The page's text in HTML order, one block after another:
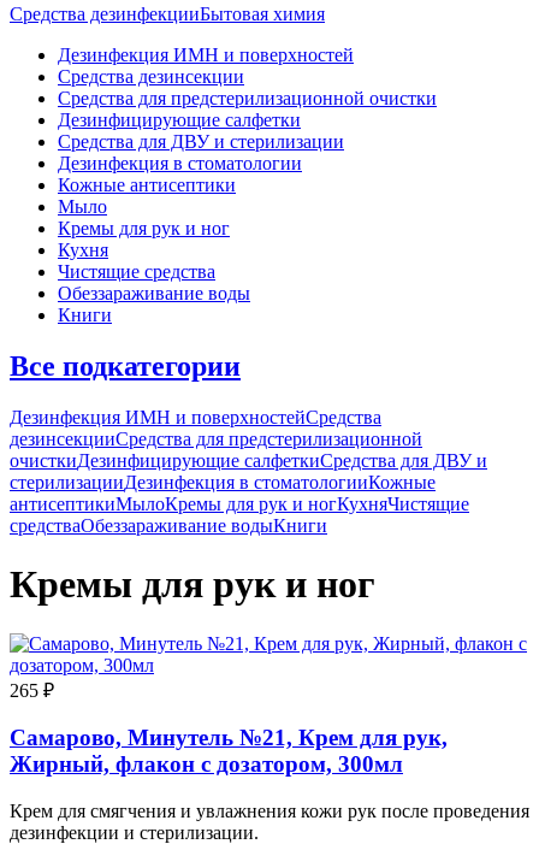
Средства дезинфекцииБытовая химия
Дезинфекция ИМН и поверхностей
Средства дезинсекции
Средства для предстерилизационной очистки
Дезинфицирующие салфетки
Средства для ДВУ и cтерилизации
Дезинфекция в стоматологии
Кожные антисептики
Мыло
Кремы для рук и ног
Кухня
Чистящие средства
Обеззараживание воды
Книги
Все подкатегории
Дезинфекция ИМН и поверхностейСредства
дезинсекцииСредства для предстерилизационной
очисткиДезинфицирующие салфеткиСредства для ДВУ и
cтерилизацииДезинфекция в стоматологииКожные
антисептикиМылоКремы для рук и ногКухняЧистящие
средстваОбеззараживание водыКниги
Кремы для рук и ног
265 ₽
Самарово, Минутель №21, Крем для рук,
Жирный, флакон с дозатором, 300мл
Крем для смягчения и увлажнения кожи рук после проведения
дезинфекции и стерилизации.